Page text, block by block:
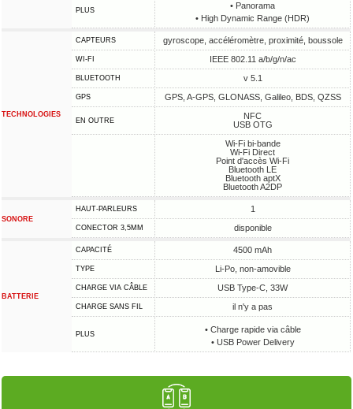
PLUS
• Panorama
• High Dynamic Range (HDR)
TECHNOLOGIES
CAPTEURS gyroscope, accéléromètre, proximité, boussole
WI-FI IEEE 802.11 a/b/g/n/ac
BLUETOOTH v 5.1
GPS GPS, A-GPS, GLONASS, Galileo, BDS, QZSS
EN OUTRE
NFC
USB OTG
Wi-Fi bi-bande
Wi-Fi Direct
Point d'accès Wi-Fi
Bluetooth LE
Bluetooth aptX
Bluetooth A2DP
SONORE
HAUT-PARLEURS 1
CONECTOR 3,5MM disponible
BATTERIE
CAPACITÉ 4500 mAh
TYPE Li-Po, non-amovible
CHARGE VIA CÂBLE USB Type-C, 33W
CHARGE SANS FIL il n'y a pas
PLUS
• Charge rapide via câble
• USB Power Delivery